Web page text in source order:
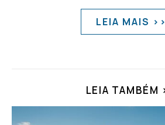
LEIA MAIS >>
LEIA TAMBÉM